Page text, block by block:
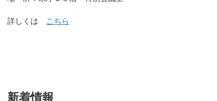
詳しくは こちら
新着情報